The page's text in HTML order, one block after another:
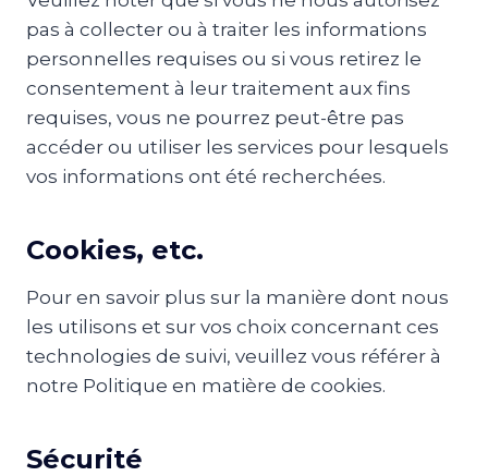
pas à collecter ou à traiter les informations
personnelles requises ou si vous retirez le
consentement à leur traitement aux fins
requises, vous ne pourrez peut-être pas
accéder ou utiliser les services pour lesquels
vos informations ont été recherchées.
Cookies, etc.
Pour en savoir plus sur la manière dont nous
les utilisons et sur vos choix concernant ces
technologies de suivi, veuillez vous référer à
notre Politique en matière de cookies.
Sécurité